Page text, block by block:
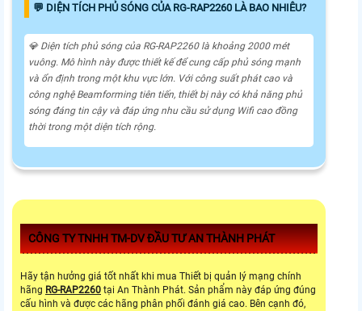
️💬 DIỆN TÍCH PHỦ SÓNG CỦA RG-RAP2260 LÀ BAO NHIÊU?
💎 Diện tích phủ sóng của RG-RAP2260 là khoảng 2000 mét
vuông. Mô hình này được thiết kế để cung cấp phủ sóng mạnh
và ổn định trong một khu vực lớn. Với công suất phát cao và
công nghệ Beamforming tiên tiến, thiết bị này có khả năng phủ
sóng đáng tin cậy và đáp ứng nhu cầu sử dụng Wifi cao đồng
thời trong một diện tích rộng.
CÔNG TY TNHH TM-DV ĐẦU TƯ AN THÀNH PHÁT
Hãy tận hưởng giá tốt nhất khi mua Thiết bị quản lý mạng chính
hãng RG-RAP2260 tại An Thành Phát. Sản phẩm này đáp ứng đúng
cấu hình và được các hãng phân phối đánh giá cao. Bên cạnh đó,